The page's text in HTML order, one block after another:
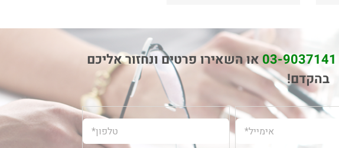
03-9037141 או השאירו פרטים ונחזור אליכם
בהקדם!